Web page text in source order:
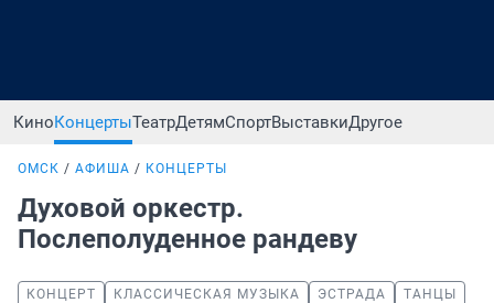
КиноКонцертыТеатрДетямСпортВыставкиДругое
ОМСК АФИША КОНЦЕРТЫ
Духовой оркестр.
Послеполуденное рандеву
КОНЦЕРТ КЛАССИЧЕСКАЯ МУЗЫКА ЭСТРАДА
ТАНЦЫ